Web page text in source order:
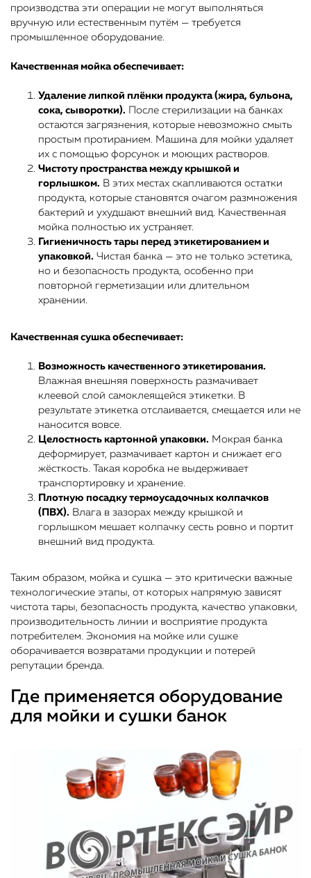
производства эти операции не могут выполняться
вручную или естественным путём — требуется
промышленное оборудование.
Качественная мойка обеспечивает:
Удаление липкой плёнки продукта (жира, бульона,
сока, сыворотки). После стерилизации на банках
остаются загрязнения, которые невозможно смыть
простым протиранием. Машина для мойки удаляет
их с помощью форсунок и моющих растворов.
Чистоту пространства между крышкой и
горлышком. В этих местах скапливаются остатки
продукта, которые становятся очагом размножения
бактерий и ухудшают внешний вид. Качественная
мойка полностью их устраняет.
Гигиеничность тары перед этикетированием и
упаковкой. Чистая банка — это не только эстетика,
но и безопасность продукта, особенно при
повторной герметизации или длительном
хранении.
Качественная сушка обеспечивает:
Возможность качественного этикетирования.
Влажная внешняя поверхность размачивает
клеевой слой самоклеящейся этикетки. В
результате этикетка отслаивается, смещается или не
наносится вовсе.
Целостность картонной упаковки. Мокрая банка
деформирует, размачивает картон и снижает его
жёсткость. Такая коробка не выдерживает
транспортировку и хранение.
Плотную посадку термоусадочных колпачков
(ПВХ). Влага в зазорах между крышкой и
горлышком мешает колпачку сесть ровно и портит
внешний вид продукта.
Таким образом, мойка и сушка — это критически важные
технологические этапы, от которых напрямую зависят
чистота тары, безопасность продукта, качество упаковки,
производительность линии и восприятие продукта
потребителем. Экономия на мойке или сушке
оборачивается возвратами продукции и потерей
репутации бренда.
Где применяется оборудование
для мойки и сушки банок